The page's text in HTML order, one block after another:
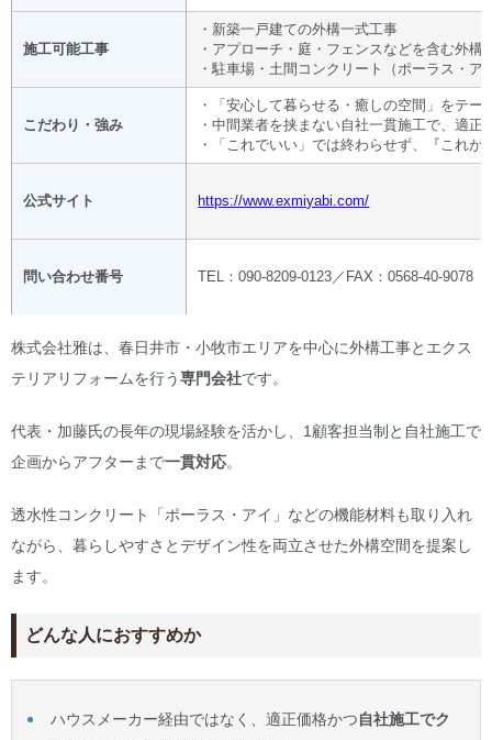
施工可能工事
・新築一戸建ての外構一式工事
・アプローチ・庭・フェンスなどを含む外
・駐車場・土間コンクリート（ポーラス・ア
こだわり・強み
・「安心して暮らせる・癒しの空間」をテ
・中間業者を挟まない自社一貫施工で、適
・「これでいい」では終わらせず、『これ
公式サイト https://www.exmiyabi.com/
問い合わせ番号 TEL：090-8209-0123／FAX：0568-40-9078
株式会社雅は、春日井市・小牧市エリアを中心に外構工事とエクス
テリアリフォームを行う専門会社です。
代表・加藤氏の長年の現場経験を活かし、1顧客担当制と自社施工で
企画からアフターまで一貫対応。
透水性コンクリート「ポーラス・アイ」などの機能材料も取り入れ
ながら、暮らしやすさとデザイン性を両立させた外構空間を提案し
ます。
どんな人におすすめか
ハウスメーカー経由ではなく、適正価格かつ自社施工でク